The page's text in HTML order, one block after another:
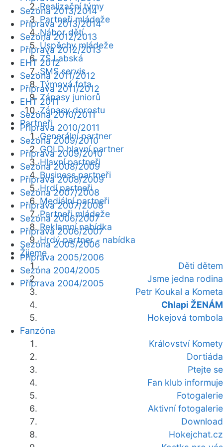
Realizační týmy
Partneři mládeže
Nábor dětí
Úspěchy mládeže
ZŠ Labská
SMS servis
Týmová fota
Zápasy juniorů
Zápasy dorostu
Partneři
Generální partner
GOLD hlavní partner
Hlavní partneři
Business partneři
Hrdí partneři
Mediální partneři
Partneři mládeže
Reklamní nabídka
Hrdý partner - nabídka
Žijeme
Děti dětem
Jsme jedna rodina
Petr Koukal a Kometa
Chlapi ŽENÁM
Hokejová tombola
Fanzóna
Království Komety
Dortiáda
Ptejte se
Fan klub informuje
Fotogalerie
Aktivní fotogalerie
Download
Hokejchat.cz
Sezóna 2013/2014
Příprava 2013/2014
Sezóna 2012/2013
Příprava 2012/2013
EHT 2012
Sezóna 2011/2012
Příprava 2011/2012
EHT 2011
Sezóna 2010/2011
Příprava 2010/2011
Sezóna 2009/2010
Příprava 2009/2010
Sezóna 2008/2009
Příprava 2008/2009
Sezóna 2007/2008
Příprava 2007/2008
Sezóna 2006/2007
Příprava 2006/2007
Sezóna 2005/2006
Příprava 2005/2006
Sezóna 2004/2005
Příprava 2004/2005